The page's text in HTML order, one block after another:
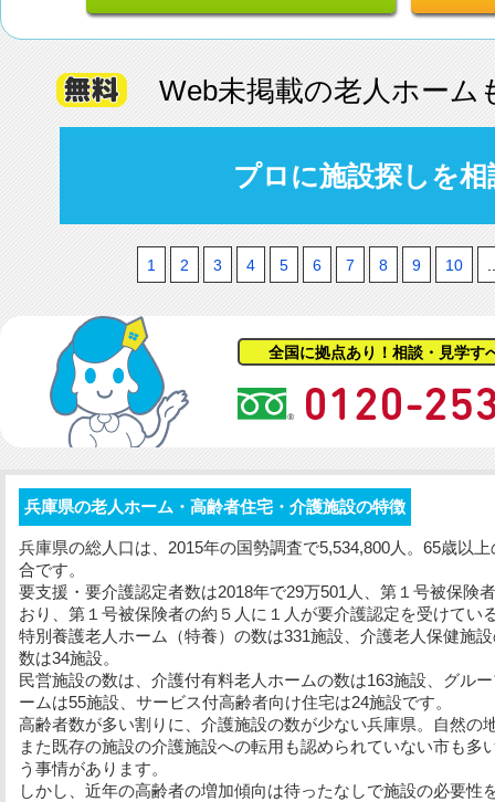
Web未掲載の老人ホーム
プロに施設探しを
1 2 3 4 5 6 7 8 9 10
全国に拠点あり！相談・見学す
兵庫県の老人ホーム・高齢者住宅・介護施設の特徴
兵庫県の総人口は、2015年の国勢調査で5,534,800人。65歳以
合です。
要支援・要介護認定者数は2018年で29万501人、第１号被保険
おり、第１号被保険者の約５人に１人が要介護認定を受けてい
特別養護老人ホーム（特養）の数は331施設、介護老人保健施
数は34施設。
民営施設の数は、介護付有料老人ホームの数は163施設、グル
ームは55施設、サービス付高齢者向け住宅は24施設です。
高齢者数が多い割りに、介護施設の数が少ない兵庫県。自然の
また既存の施設の介護施設への転用も認められていない市も多
う事情があります。
しかし、近年の高齢者の増加傾向は待ったなしで施設の必要性